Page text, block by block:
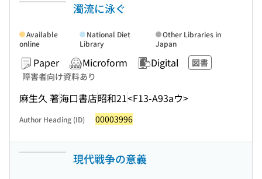
濁流に泳ぐ
Paper Microform Digital
図書
障害者向け資料あり
麻生久 著海口書店昭和21<F13-A93aウ>
Available
online
National Diet
Library
Other Libraries in
Japan
Author Heading (ID) 00003996
現代戦争の意義